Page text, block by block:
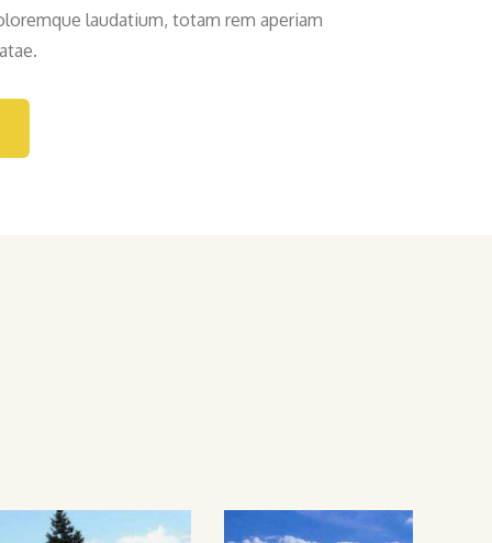
laudatium, totam rem aperiam